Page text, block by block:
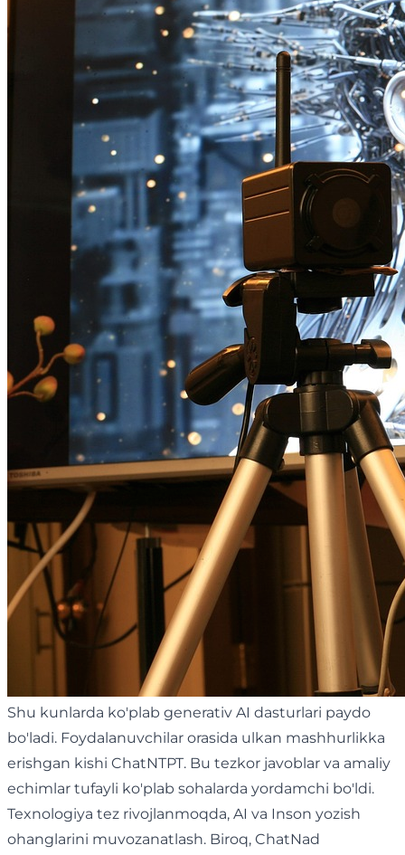
Shu kunlarda ko'plab generativ AI dasturlari paydo
bo'ladi. Foydalanuvchilar orasida ulkan mashhurlikka
erishgan kishi ChatNTPT. Bu tezkor javoblar va amaliy
echimlar tufayli ko'plab sohalarda yordamchi bo'ldi.
Texnologiya tez rivojlanmoqda, AI va Inson yozish
ohanglarini muvozanatlash. Biroq, ChatNad